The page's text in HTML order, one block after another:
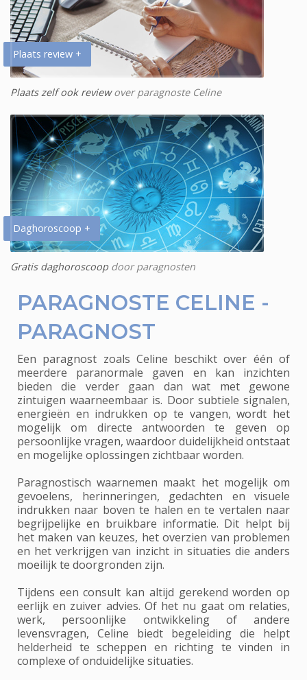
Plaats review +
Plaats zelf ook reviewover paragnoste Celine
Daghoroscoop +
Gratis daghoroscoopdoor paragnosten
PARAGNOSTE CELINE -
PARAGNOST
Een paragnost zoals Celine beschikt over één of
meerdere paranormale gaven en kan inzichten
bieden die verder gaan dan wat met gewone
zintuigen waarneembaar is. Door subtiele signalen,
energieën en indrukken op te vangen, wordt het
mogelijk om directe antwoorden te geven op
persoonlijke vragen, waardoor duidelijkheid ontstaat
en mogelijke oplossingen zichtbaar worden.
Paragnostisch waarnemen maakt het mogelijk om
gevoelens, herinneringen, gedachten en visuele
indrukken naar boven te halen en te vertalen naar
begrijpelijke en bruikbare informatie. Dit helpt bij
het maken van keuzes, het overzien van problemen
en het verkrijgen van inzicht in situaties die anders
moeilijk te doorgronden zijn.
Tijdens een consult kan altijd gerekend worden op
eerlijk en zuiver advies. Of het nu gaat om relaties,
werk, persoonlijke ontwikkeling of andere
levensvragen, Celine biedt begeleiding die helpt
helderheid te scheppen en richting te vinden in
complexe of onduidelijke situaties.